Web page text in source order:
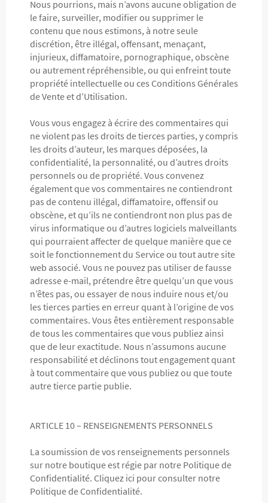
Nous pourrions, mais n’avons aucune obligation de
le faire, surveiller, modifier ou supprimer le
contenu que nous estimons, à notre seule
discrétion, être illégal, offensant, menaçant,
injurieux, diffamatoire, pornographique, obscène
ou autrement répréhensible, ou qui enfreint toute
propriété intellectuelle ou ces Conditions Générales
de Vente et d’Utilisation.
Vous vous engagez à écrire des commentaires qui
ne violent pas les droits de tierces parties, y compris
les droits d’auteur, les marques déposées, la
confidentialité, la personnalité, ou d’autres droits
personnels ou de propriété. Vous convenez
également que vos commentaires ne contiendront
pas de contenu illégal, diffamatoire, offensif ou
obscène, et qu’ils ne contiendront non plus pas de
virus informatique ou d’autres logiciels malveillants
qui pourraient affecter de quelque manière que ce
soit le fonctionnement du Service ou tout autre site
web associé. Vous ne pouvez pas utiliser de fausse
adresse e-mail, prétendre être quelqu’un que vous
n’êtes pas, ou essayer de nous induire nous et/ou
les tierces parties en erreur quant à l’origine de vos
commentaires. Vous êtes entièrement responsable
de tous les commentaires que vous publiez ainsi
que de leur exactitude. Nous n’assumons aucune
responsabilité et déclinons tout engagement quant
à tout commentaire que vous publiez ou que toute
autre tierce partie publie.
ARTICLE 10 – RENSEIGNEMENTS PERSONNELS
La soumission de vos renseignements personnels
sur notre boutique est régie par notre Politique de
Confidentialité. Cliquez ici pour consulter notre
Politique de Confidentialité.